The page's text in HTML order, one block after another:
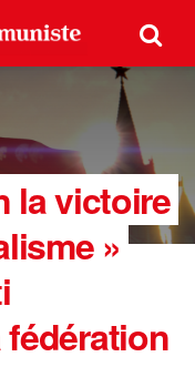
la victoire
»